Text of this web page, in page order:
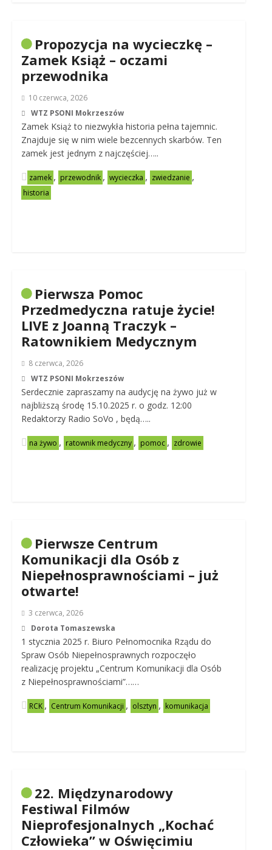
Propozycja na wycieczkę –
Zamek Książ – oczami
przewodnika
10 czerwca, 2026
WTZ PSONI Mokrzeszów
Zamek Książ to niezwykła historia pełna tajemnic.
Znajduje się w nim wiele bezcennych skarbów. Ten
zamek jest jednym z najczęściej…..
zamek , przewodnik , wycieczka , zwiedzanie ,
historia
Pierwsza Pomoc
Przedmedyczna ratuje życie!
LIVE z Joanną Traczyk –
Ratownikiem Medycznym
8 czerwca, 2026
WTZ PSONI Mokrzeszów
Serdecznie zapraszamy na audycję na żywo już w
najbliższą środę 15.10.2025 r. o godz. 12:00
Redaktorzy Radio SoVo , będą…..
na żywo , ratownik medyczny , pomoc , zdrowie
Pierwsze Centrum
Komunikacji dla Osób z
Niepełnosprawnościami – już
otwarte!
3 czerwca, 2026
Dorota Tomaszewska
1 stycznia 2025 r. Biuro Pełnomocnika Rządu do
Spraw Osób Niepełnosprawnych rozpoczęło
realizację projektu „Centrum Komunikacji dla Osób
z Niepełnosprawnościami”……
RCK , Centrum Komunikacji , olsztyn , komunikacja
22. Międzynarodowy
Festiwal Filmów
Nieprofesjonalnych „Kochać
Człowieka” w Oświęcimiu